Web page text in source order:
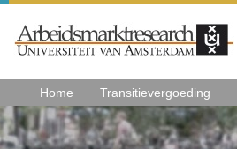
Home Transitievergoeding